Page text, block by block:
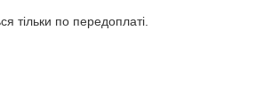
тільки по передоплаті.